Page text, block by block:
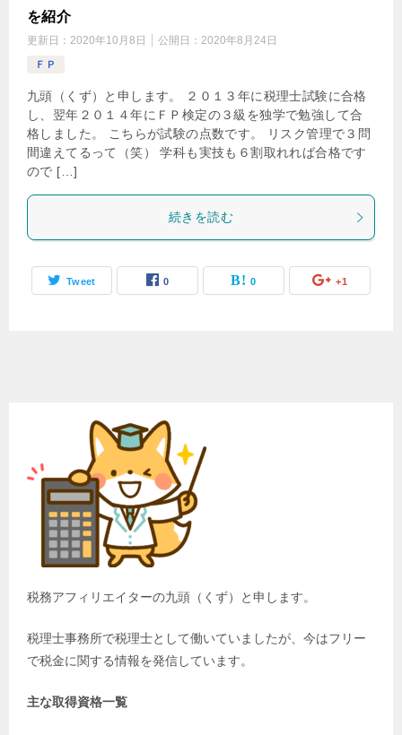
を紹介
更新日： 2020年10月8日 公開日： 2020年8月24日
ＦＰ
九頭（くず）と申します。 ２０１３年に税理士試験に合格
し、翌年２０１４年にＦＰ検定の３級を独学で勉強して合
格しました。 こちらが試験の点数です。 リスク管理で３問
間違えてるって（笑） 学科も実技も６割取れれば合格です
ので […]
続きを読む
Tweet 0 0 +1
税務アフィリエイターの九頭（くず）と申します。
税理士事務所で税理士として働いていましたが、今はフリー
で税金に関する情報を発信しています。
主な取得資格一覧